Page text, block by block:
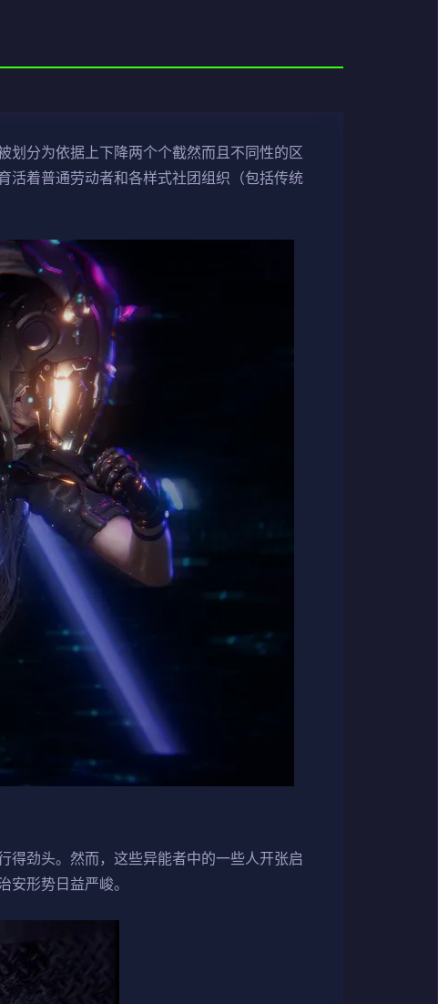
划分为依据上下降两个个截然而且不同性的区
活着普通劳动者和各样式社团组织（包括传统
得劲头。然而，这些异能者中的一些人开张启
形势日益严峻。